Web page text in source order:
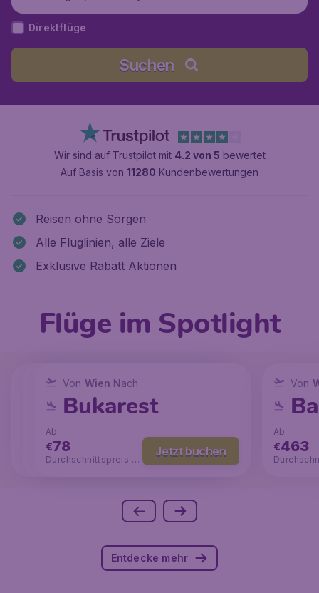
Direktflüge
Suchen
Wir sind auf Trustpilot mit 4.2 von 5 bewertet
Auf Basis von 11280 Kundenbewertungen
Reisen ohne Sorgen
Alle Fluglinien, alle Ziele
Exklusive Rabatt Aktionen
Flüge im Spotlight
Von Wien Nach
Mailand
37
Durchschnittspreis
Jetzt buchen
Von Wien Nach
Paris
76
Durchschnittspreis €1
Jetzt buchen
Von Wien Nach
Bukarest
Ab
€78
Durchschnittspreis €1
Jetzt buchen
Von
Ab
€463
Entdecke mehr